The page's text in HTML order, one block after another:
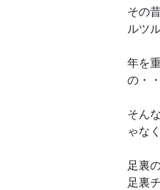
その
ルツ
年を
の・
そん
ゃな
足裏
足裏